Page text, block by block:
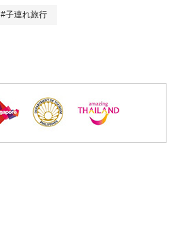
#子連れ旅行